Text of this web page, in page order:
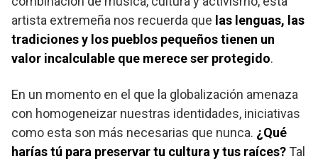
artista extremeña nos recuerda que las lenguas, las
tradiciones y los pueblos pequeños tienen un
valor incalculable que merece ser protegido.
En un momento en el que la globalización amenaza
con homogeneizar nuestras identidades, iniciativas
como esta son más necesarias que nunca. ¿Qué
harías tú para preservar tu cultura y tus raíces? Tal